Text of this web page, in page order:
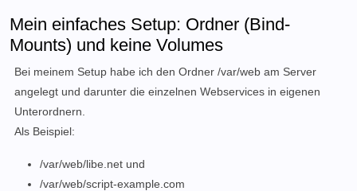
Mein einfaches Setup: Ordner (Bind-
Mounts) und keine Volumes
Bei meinem Setup habe ich den Ordner /var/web am Server
angelegt und darunter die einzelnen Webservices in eigenen
Unterordnern.
Als Beispiel:
/var/web/libe.net und
/var/web/script-example.com